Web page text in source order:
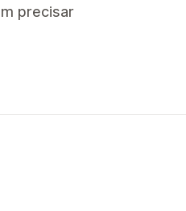
precisar